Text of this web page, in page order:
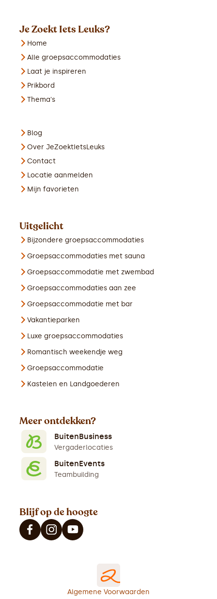
Je Zoekt Iets Leuks?
Home
Alle groepsaccommodaties
Laat je inspireren
Prikbord
Thema's
Blog
Over JeZoektIetsLeuks
Contact
Locatie aanmelden
Mijn favorieten
Uitgelicht
Bijzondere groepsaccommodaties
Groepsaccommodaties met sauna
Groepsaccommodatie met zwembad
Groepsaccommodaties aan zee
Groepsaccommodatie met bar
Vakantieparken
Luxe groepsaccommodaties
Romantisch weekendje weg
Groepsaccommodatie
Kastelen en Landgoederen
Meer ontdekken?
BuitenBusiness
Vergaderlocaties
BuitenEvents
Teambuilding
Blijf op de hoogte
Algemene Voorwaarden